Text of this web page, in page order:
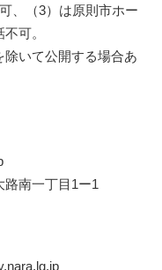
、（3）は原則市ホー
可。
いて公開する場合あ
南一丁目1ー1